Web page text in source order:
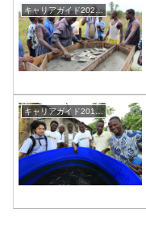
キャリアガイド2020-21
キャリアガイド2016-17